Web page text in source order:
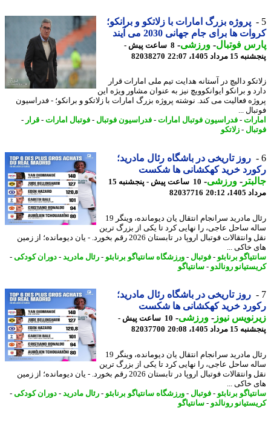
پروژه بزرگ امارات با زلاتکو و برانکو؛
ها برای جام جهانی 2030 می آیند
فوتبال-ورزشی-
8 ساعت پیش -
1405، 22:07
82038270
دالیچ در آستانه هدایت تیم ملی امارات قرار
و برانکو ایوانکوویچ نیز به عنوان مشاور ویژه این
فعالیت می کند. نوشته پروژه بزرگ امارات با زلاتکو و برانکو؛ - فدراسیون
...
- فدراسیون فوتبال امارات- فدراسیون فوتبال-فوتبال امارات- قرار -
-زلاتکو
روز تاریخی در باشگاه رئال مادرید؛
خرید کهکشانی ها شکست
-ورزشی-
10 ساعت پیش - پنجشنبه 15
20:12
82037716
رئال مادرید سرانجام انتقال یان دیومانده، وینگر 19
ساحل عاجی، را نهایی کرد تا یکی از بزرگ ترین
نقل وانتقالات فوتبال اروپا در تابستان 2026 رقم بخورد. - یان دیومانده؛ از زمین
خاکی ...
برنابئو -فوتبال-ورزشگاه سانتیاگو برنابئو -رئال مادرید- دوران کودکی-
رونالدو-سانتیاگو
روز تاریخی در باشگاه رئال مادرید؛
خرید کهکشانی ها شکست
نیوز-ورزشی-
10 ساعت پیش -
1405، 20:08
82037700
رئال مادرید سرانجام انتقال یان دیومانده، وینگر 19
ساحل عاجی، را نهایی کرد تا یکی از بزرگ ترین
نقل وانتقالات فوتبال اروپا در تابستان 2026 رقم بخورد. - یان دیومانده؛ از زمین
خاکی ...
برنابئو -فوتبال-ورزشگاه سانتیاگو برنابئو -رئال مادرید- دوران کودکی-
رونالدو-سانتیاگو